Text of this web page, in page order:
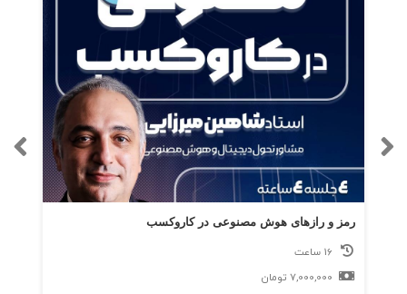
رمز و رازهای هوش مصنوعی در کاروکسب
7,000,000 تومان